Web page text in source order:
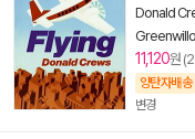
Donald
11,120원
양탄자배송
변경